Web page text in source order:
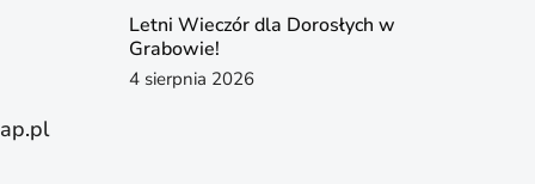
Letni Wieczór dla Dorosłych w
Grabowie!
4 sierpnia 2026